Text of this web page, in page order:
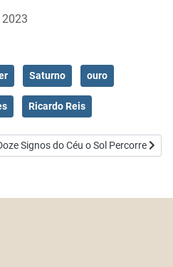
Saturno ouro
Ricardo Reis
seguinte: Doze Signos do Céu o
Signos do Céu o Sol Percorre